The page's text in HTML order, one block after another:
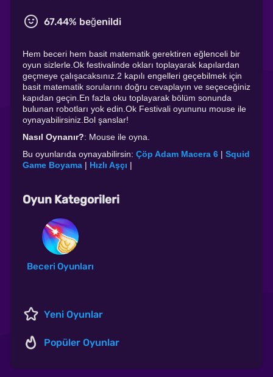
67.44% beğenildi
Hem beceri hem basit matematik gerektiren eğlenceli bir
oyun sizlerle.Ok festivalinde okları toplayarak kapılardan
geçmeye çalışacaksınız.2 kapılı engelleri geçebilmek için
basit matematik sorularını doğru cevaplayın ve seçeceğiniz
kapıdan geçin.En fazla oku toplayarak bölüm sonunda
bulunan robotları yok edin.Ok Festivali oyununu mouse ile
oynayabilirsiniz.Bol şanslar!
Nasıl Oynanır?: Mouse ile oyna.
Bu oyunlarıda oynayabilirsin: Çöp Adam Macera 6 | Squid
Game Boyama | Hızlı Aşçı |
Oyun Kategorileri
Beceri Oyunları
Yeni Oyunlar
Popüler Oyunlar